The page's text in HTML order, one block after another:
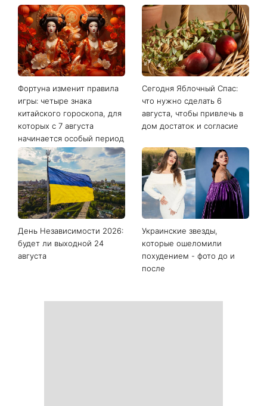
Фортуна изменит правила
игры: четыре знака
китайского гороскопа, для
которых с 7 августа
начинается особый период
Сегодня Яблочный Спас:
что нужно сделать 6
августа, чтобы привлечь в
дом достаток и согласие
День Независимости 2026:
будет ли выходной 24
августа
Украинские звезды,
которые ошеломили
похудением - фото до и
после